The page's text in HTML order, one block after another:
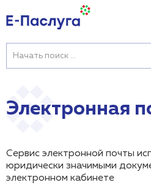
Электронная
Сервис электронной почты
юридически значимыми
электронном кабинете